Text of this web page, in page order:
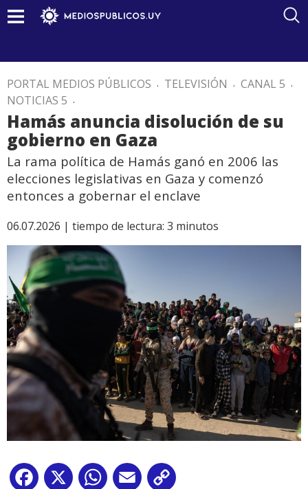
PORTAL MEDIOS PÚBLICOS . TELEVISIÓN . CANAL 5 .
NOTICIAS 5 .
Hamás anuncia disolución de su
gobierno en Gaza
La rama política de Hamás ganó en 2006 las
elecciones legislativas en Gaza y comenzó
entonces a gobernar el enclave
06.07.2026 | tiempo de lectura: 3 minutos
Facebook
X WhatsApp
Email